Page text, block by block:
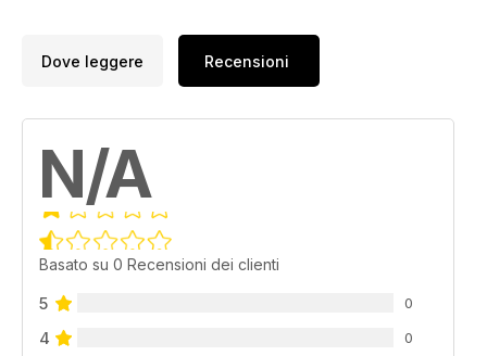
Dove leggere Recensioni
N/A
Basato su 0 Recensioni dei clienti
5 0
4 0